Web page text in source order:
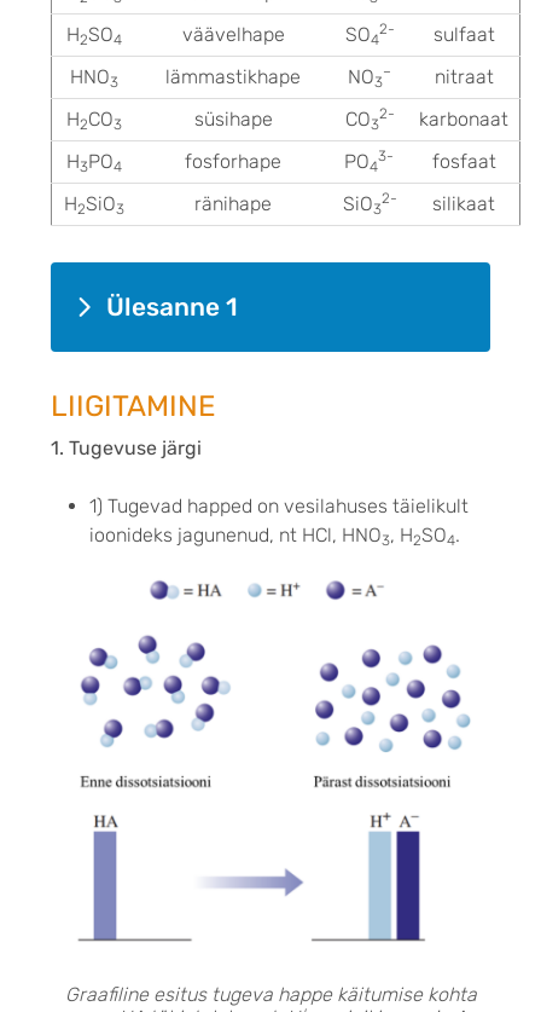
H2SO4 väävelhape SO4
2-
sulfaat
HNO3 lämmastikhape NO3
–
nitraat
H2CO3 süsihape CO3
2-
karbonaat
H3PO4 fosforhape PO4
3-
fosfaat
H2SiO3 ränihape SiO3
2- silikaat
Ülesanne 1
LIIGITAMINE
1. Tugevuse järgi
1) Tugevad happed on vesilahuses täielikult
ioonideks jagunenud, nt HCl, HNO3, H2SO4.
Graafiline esitus tugeva happe käitumise kohta